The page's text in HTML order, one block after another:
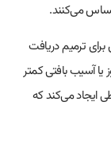
می‌کنند.
ترمیم دریافت
آسیب بافتی کمتر
ایجاد می‌کند که